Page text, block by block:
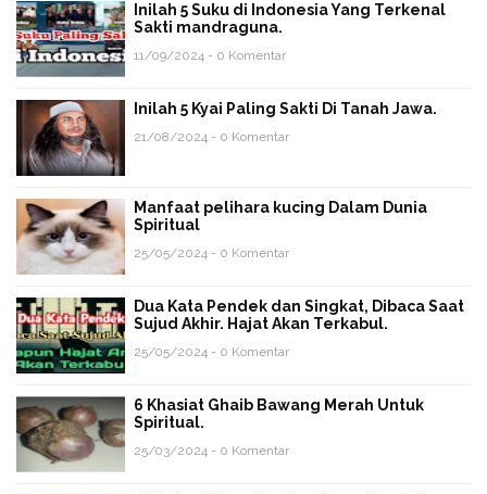
Inilah 5 Suku di Indonesia Yang Terkenal
Sakti mandraguna.
11/09/2024 - 0 Komentar
Inilah 5 Kyai Paling Sakti Di Tanah Jawa.
21/08/2024 - 0 Komentar
Manfaat pelihara kucing Dalam Dunia
Spiritual
25/05/2024 - 0 Komentar
Dua Kata Pendek dan Singkat, Dibaca Saat
Sujud Akhir. Hajat Akan Terkabul.
25/05/2024 - 0 Komentar
6 Khasiat Ghaib Bawang Merah Untuk
Spiritual.
25/03/2024 - 0 Komentar